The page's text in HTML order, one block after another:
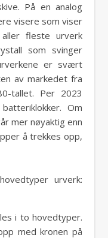
På en analog
visere som viser
fleste urverk
som svinger
er svært
av markedet fra
tallet. Per 2023
Om
mer nøyaktig enn
å trekkes opp,
urverk:
i to hovedtyper.
med kronen på